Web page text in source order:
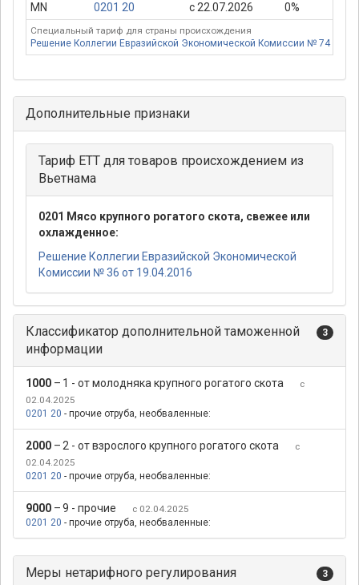
MN
0201 20 с 22.07.2026 0%
Специальный тариф для страны происхождения
Решение Коллегии Евразийской Экономической Комиссии № 74 от
Дополнительные признаки
Тариф ЕТТ для товаров происхождением из
Вьетнама
0201 Мясо крупного рогатого скота, свежее или
охлажденное:
Решение Коллегии Евразийской Экономической
Комиссии № 36 от 19.04.2016
Классификатор дополнительной таможенной
информации
3
1000 – 1 - от молодняка крупного рогатого скота
с
02.04.2025
0201 20 - прочие отруба, необваленные:
2000 – 2 - от взрослого крупного рогатого скота
с
02.04.2025
0201 20 - прочие отруба, необваленные:
9000 –9 - прочие
с 02.04.2025
0201 20 - прочие отруба, необваленные:
Меры нетарифного регулирования 3